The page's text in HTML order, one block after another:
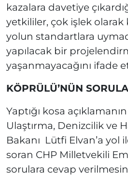
kazalara davetiye
yetkililer, çok işlek olarak
yolun standartlara
yapılacak bir
yaşanmayacağını ifade
KÖPRÜLÜ’NÜN
Yaptığı kosa
Ulaştırma, Denizcilik ve
Bakanı Lütfi Elvan’a yol
soran CHP Milletvekili
sorulara cevap